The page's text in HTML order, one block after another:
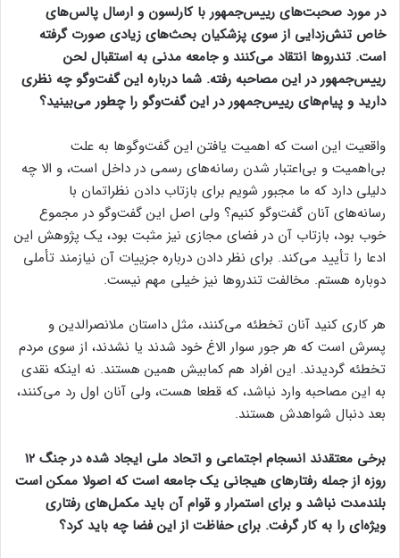
در مورد صحبت‌های رییس‌جمهور با کارلسون و ارسال پالس‌های
خاص تنش‌زدایی از سوی پزشکیان بحث‌های زیادی صورت گرفته
است. تندروها انتقاد می‌کنند و جامعه مدنی به استقبال لحن
رییس‌جمهور در این مصاحبه رفته. شما درباره این گفت‌وگو چه نظری
دارید و پیام‌های رییس‌جمهور در این گفت‌وگو را چطور می‌بینید؟
واقعیت این است که اهمیت یافتن این گفت‌وگوها به علت
بی‌اهمیت و بی‌اعتبار شدن رسانه‌های رسمی در داخل است، و الا چه
دلیلی دارد که ما مجبور شویم برای بازتاب دادن نظراتمان با
رسانه‌های آنان گفت‌وگو کنیم؟ ولی اصل این گفت‌وگو در مجموع
خوب بود، بازتاب آن در فضای مجازی نیز مثبت بود، یک پژوهش این
ادعا را تأیید می‌کند. برای نظر دادن درباره جزییات آن نیازمند تأملی
دوباره هستم. مخالفت تندروها نیز خیلی مهم نیست.
هر کاری کنید آنان تخطئه می‌کنند، مثل داستان ملانصرالدین و
پسرش است که هر جور سوار الاغ خود شدند یا نشدند، از سوی مردم
تخطئه گردیدند. این افراد هم کمابیش همین هستند. نه اینکه نقدی
به این مصاحبه وارد نباشد، که قطعا هست، ولی آنان اول رد می‌کنند،
بعد دنبال شواهدش هستند.
برخی معتقدند انسجام اجتماعی و اتحاد ملی ایجاد شده در جنگ ۱۲
روزه از جمله رفتارهای هیجانی یک جامعه است که اصولا ممکن است
بلندمدت نباشد و برای استمرار و قوام آن باید مکمل‌های رفتاری
ویژه‌ای را به کار گرفت. برای حفاظت از این فضا چه باید کرد؟